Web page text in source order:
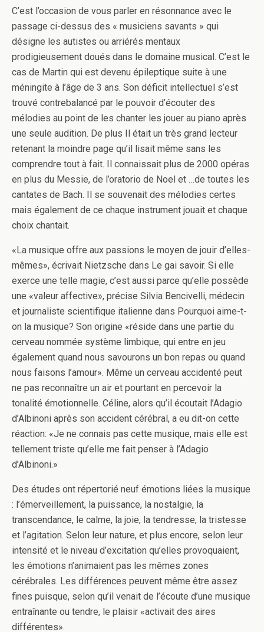
C’est l’occasion de vous parler en résonnance avec le
passage ci-dessus des « musiciens savants » qui
désigne les autistes ou arriérés mentaux
prodigieusement doués dans le domaine musical. C’est le
cas de Martin qui est devenu épileptique suite à une
méningite à l’âge de 3 ans. Son déficit intellectuel s’est
trouvé contrebalancé par le pouvoir d’écouter des
mélodies au point de les chanter les jouer au piano après
une seule audition. De plus Il était un très grand lecteur
retenant la moindre page qu’il lisait même sans les
comprendre tout à fait. Il connaissait plus de 2000 opéras
en plus du Messie, de l’oratorio de Noel et …de toutes les
cantates de Bach. Il se souvenait des mélodies certes
mais également de ce chaque instrument jouait et chaque
choix chantait.
«La musique offre aux passions le moyen de jouir d’elles-
mêmes», écrivait Nietzsche dans Le gai savoir. Si elle
exerce une telle magie, c’est aussi parce qu’elle possède
une «valeur affective», précise Silvia Bencivelli, médecin
et journaliste scientifique italienne dans Pourquoi aime-t-
on la musique? Son origine «réside dans une partie du
cerveau nommée système limbique, qui entre en jeu
également quand nous savourons un bon repas ou quand
nous faisons l’amour». Même un cerveau accidenté peut
ne pas reconnaître un air et pourtant en percevoir la
tonalité émotionnelle. Céline, alors qu’il écoutait l’Adagio
d’Albinoni après son accident cérébral, a eu dit-on cette
réaction: «Je ne connais pas cette musique, mais elle est
tellement triste qu’elle me fait penser à l’Adagio
d’Albinoni.»
Des études ont répertorié neuf émotions liées la musique
: l’émerveillement, la puissance, la nostalgie, la
transcendance, le calme, la joie, la tendresse, la tristesse
et l’agitation. Selon leur nature, et plus encore, selon leur
intensité et le niveau d’excitation qu’elles provoquaient,
les émotions n’animaient pas les mêmes zones
cérébrales. Les différences peuvent même être assez
fines puisque, selon qu’il venait de l’écoute d’une musique
entraînante ou tendre, le plaisir «activait des aires
différentes».